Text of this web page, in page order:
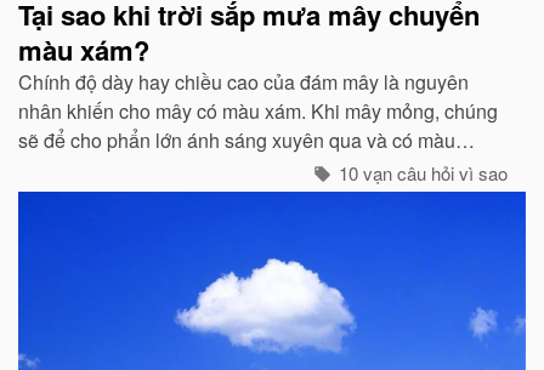
Tại sao khi trời sắp mưa mây chuyển
màu xám?
Chính độ dày hay chiều cao của đám mây là nguyên
nhân khiến cho mây có màu xám. Khi mây mỏng, chúng
sẽ để cho phẩn lớn ánh sáng xuyên qua và có màu
10 vạn câu hỏi vì sao